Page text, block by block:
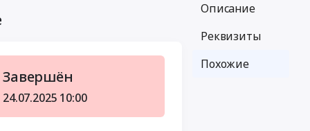
Завершён
24.07.2025 10:00
Описание
Реквизиты
Похожие